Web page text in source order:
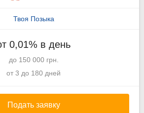
Твоя Позыка
0,01% в день
до 150 000 грн.
от 3 до 180 дней
Подать заявку